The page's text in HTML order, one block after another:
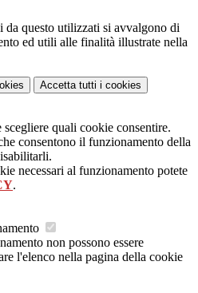
da questo utilizzati si avvalgono di
ed utili alle finalità illustrate nella
Accetta tutti i cookies
scegliere quali cookie consentire.
consentono il funzionamento della
necessari al funzionamento potete
.
non possono essere
l'elenco nella pagina della cookie